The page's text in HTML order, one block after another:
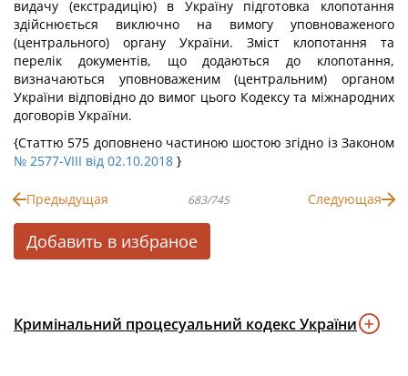
видачу (екстрадицію) в Україну підготовка клопотання
здійснюється виключно на вимогу уповноваженого
(центрального) органу України. Зміст клопотання та
перелік документів, що додаються до клопотання,
визначаються уповноваженим (центральним) органом
України відповідно до вимог цього Кодексу та міжнародних
договорів України.
{Статтю 575 доповнено частиною шостою згідно із Законом
№ 2577-VIII від 02.10.2018 }
Предыдущая 683/745 Следующая
Добавить в избраное
Кримінальний процесуальний кодекс України